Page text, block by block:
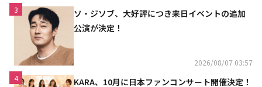
3
ソ・ジソブ、大好評につき来日イベントの追加
公演が決定！
2026/08/07 03:57
4
KARA、10月に日本ファンコンサート開催決定！